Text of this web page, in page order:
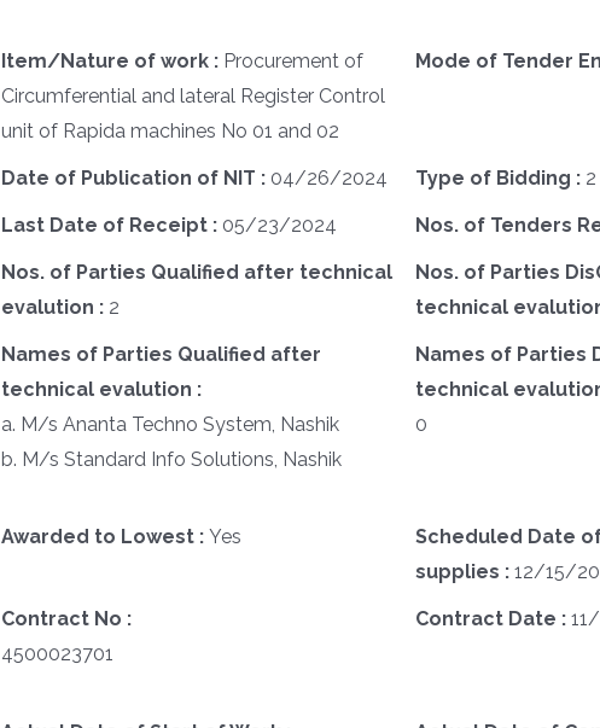
Item/Nature of work : Procurement of
Circumferential and lateral Register Control
unit of Rapida machines No 01 and 02
Mode of Tender
Date of Publication of NIT : 04/26/2024 Type of Bidding :
Last Date of Receipt : 05/23/2024 Nos. of Tenders
Nos. of Parties Qualified after technical
evalution : 2
Nos. of Parties
technical
Names of Parties Qualified after
technical evalution :
a. M/s Ananta Techno System, Nashik
b. M/s Standard Info Solutions, Nashik
Names of Parties
technical
0
Awarded to Lowest : Yes
Scheduled Date
supplies : 12/15/
Contract No :
4500023701
Contract Date :